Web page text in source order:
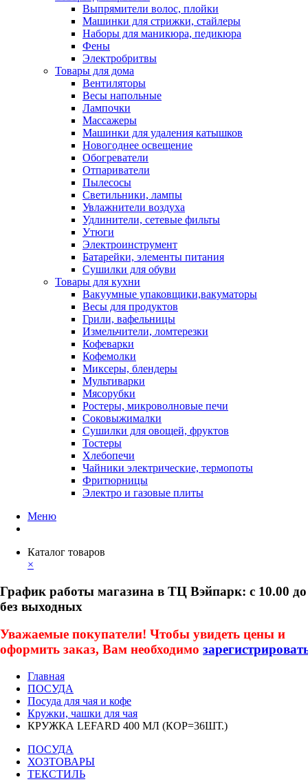
Выпрямители волос, плойки
Машинки для стрижки, стайлеры
Наборы для маникюра, педикюра
Фены
Электробритвы
Товары для дома
Вентиляторы
Весы напольные
Лампочки
Массажеры
Машинки для удаления катышков
Новогоднее освещение
Обогреватели
Отпариватели
Пылесосы
Светильники, лампы
Увлажнители воздуха
Удлинители, сетевые фильты
Утюги
Электроинструмент
Батарейки, элементы питания
Сушилки для обуви
Товары для кухни
Вакуумные упаковщики,вакуматоры
Весы для продуктов
Грили, вафельницы
Измельчители, ломтерезки
Кофеварки
Кофемолки
Миксеры, блендеры
Мультиварки
Мясорубки
Ростеры, микроволновые печи
Соковыжималки
Сушилки для овощей, фруктов
Тостеры
Хлебопечи
Чайники электрические, термопоты
Фритюрницы
Электро и газовые плиты
Меню
Каталог товаров
×
График работы магазина в ТЦ Вэйпарк: с 10.00 до
без выходных
Уважаемые покупатели! Чтобы увидеть цены и
оформить заказ, Вам необходимо
Главная
ПОСУДА
Посуда для чая и кофе
Кружки, чашки для чая
КРУЖКА LEFARD 400 МЛ (КОР=36ШТ.)
ПОСУДА
ХОЗТОВАРЫ
ТЕКСТИЛЬ